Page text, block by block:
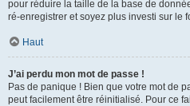
pour réduire la taille de la base de
ré-enregistrer et soyez plus investi sur le
Haut
J’ai perdu mon mot de passe !
Pas de panique ! Bien que votre mot de
peut facilement être réinitialisé. Pour ce